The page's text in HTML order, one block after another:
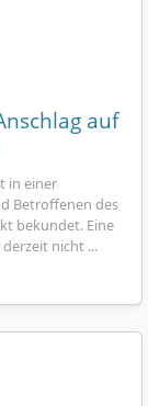
auf
in einer
Betroffenen des
bekundet. Eine
nicht ...